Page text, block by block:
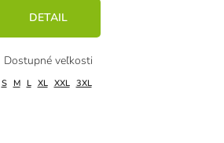
DETAIL
S M L XL XXL 3XL